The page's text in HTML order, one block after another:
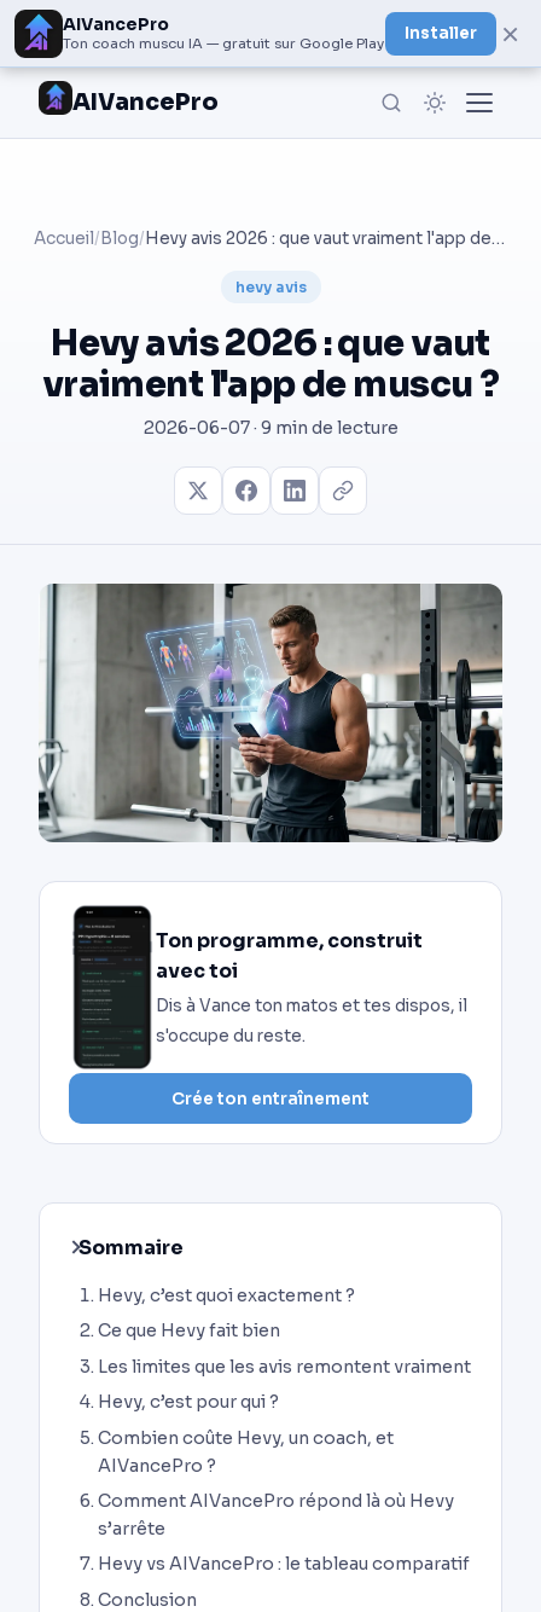
AIVancePro
Ton coach muscu IA — gratuit sur Google Play
Installer ×
AIVancePro
Accueil/ Blog/ Hevy avis 2026 : que vaut vraiment l'app de muscu ?
hevy avis
Hevy avis 2026 : que vaut
vraiment l'app de muscu ?
2026-06-07 · 9 min de lecture
Ton programme, construit
avec toi
Dis à Vance ton matos et tes dispos, il
s'occupe du reste.
Crée ton entraînement
Sommaire
Hevy, c’est quoi exactement ?
Ce que Hevy fait bien
Les limites que les avis remontent vraiment
Hevy, c’est pour qui ?
Combien coûte Hevy, un coach, et
AIVancePro ?
Comment AIVancePro répond là où Hevy
s’arrête
Hevy vs AIVancePro : le tableau comparatif
Conclusion